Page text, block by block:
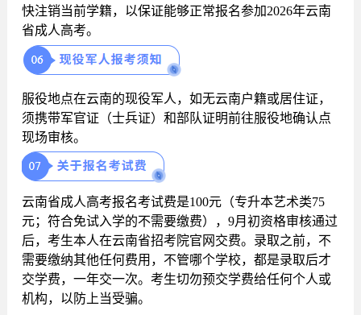
快注销当前学籍，以保证能够正常报名参加2026年云南
省成人高考。
服役地点在云南的现役军人，如无云南户籍或居住证，
须携带军官证（士兵证）和部队证明前往服役地确认点
现场审核。
云南省成人高考报名考试费是100元（专升本艺术类75
元；符合免试入学的不需要缴费），9月初资格审核通过
后，考生本人在云南省招考院官网交费。录取之前，不
需要缴纳其他任何费用，不管哪个学校，都是录取后才
交学费，一年交一次。考生切勿预交学费给任何个人或
机构，以防上当受骗。